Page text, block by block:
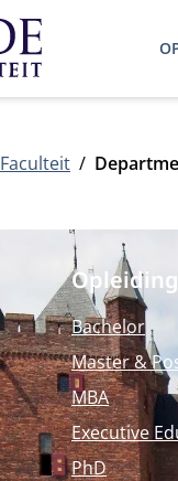
Faculteit
Bachelor
Master &
MBA
Executive
PhD